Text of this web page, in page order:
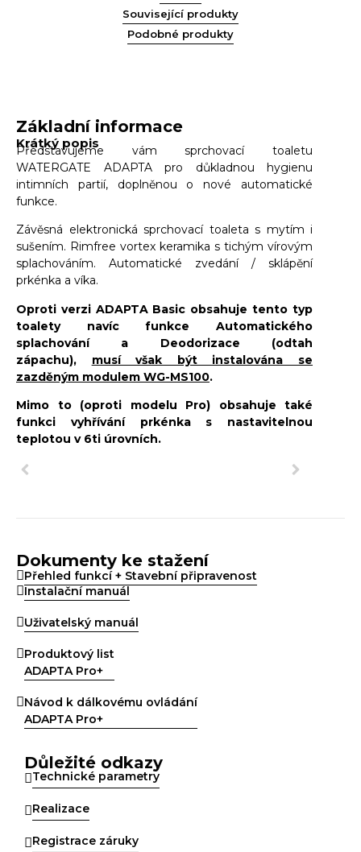
Související produkty
Podobné produkty
Základní informace
Krátký popis
Představujeme vám sprchovací toaletu
WATERGATE ADAPTA pro důkladnou hygienu
intimních partií, doplněnou o nové automatické
funkce.
Závěsná elektronická sprchovací toaleta s mytím i
sušením. Rimfree vortex keramika s tichým vírovým
splachováním. Automatické zvedání / sklápění
prkénka a víka.
Oproti verzi ADAPTA Basic obsahuje tento typ
toalety navíc funkce Automatického
splachování a Deodorizace (odtah
zápachu), musí však být instalována se
zazděným modulem WG-MS100.
Mimo to (oproti modelu Pro) obsahuje také
funkci vyhřívání prkénka s nastavitelnou
teplotou v 6ti úrovních.
Dokumenty ke stažení
Přehled funkcí + Stavební připravenost
Instalační manuál
Uživatelský manuál
Produktový list
ADAPTA Pro+
Návod k dálkovému ovládání
ADAPTA Pro+
Důležité odkazy
Technické parametry
Realizace
Registrace záruky